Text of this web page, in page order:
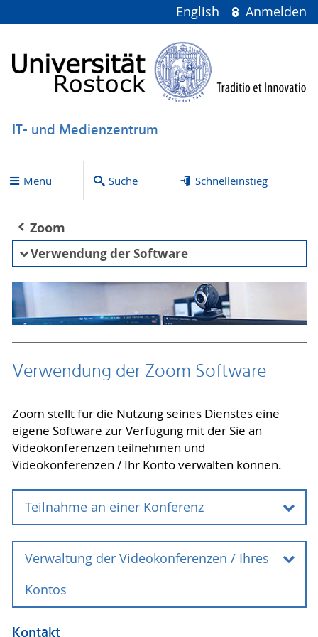
English Anmelden
IT- und Medienzentrum
Menü Suche Schnelleinstieg
Zoom
Verwendung der Software
Verwendung der Zoom Software
Zoom stellt für die Nutzung seines Dienstes eine
eigene Software zur Verfügung mit der Sie an
Videokonferenzen teilnehmen und
Videokonferenzen / Ihr Konto verwalten können.
Teilnahme an einer Konferenz
Die wesentlichen Schritte sind:
Punkt "Einem Meeting beitreten".
Geben Sie die Meeting ID oder den Meeting-
Raum-Namen ein.
Verwaltung der Videokonferenzen / Ihres
Kontos
Wenn Sie mit in der von Zoom bereitgestellten